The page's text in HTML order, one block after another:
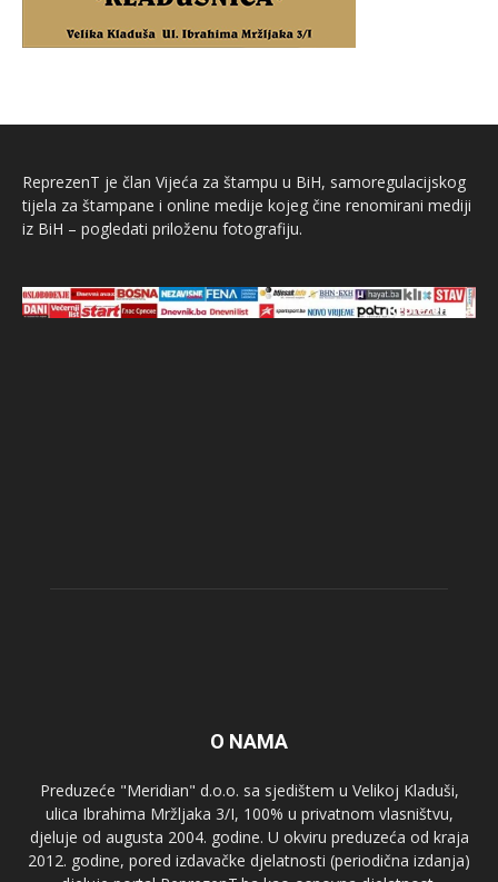
ReprezenT je član Vijeća za štampu u BiH, samoregulacijskog
tijela za štampane i online medije kojeg čine renomirani mediji
iz BiH – pogledati priloženu fotografiju.
O NAMA
Preduzeće "Meridian" d.o.o. sa sjedištem u Velikoj Kladuši,
ulica Ibrahima Mržljaka 3/I, 100% u privatnom vlasništvu,
djeluje od augusta 2004. godine. U okviru preduzeća od kraja
2012. godine, pored izdavačke djelatnosti (periodična izdanja)